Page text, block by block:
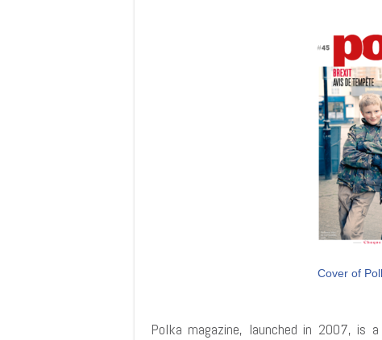
Cover of
Polka magazine, launched in 2007, is